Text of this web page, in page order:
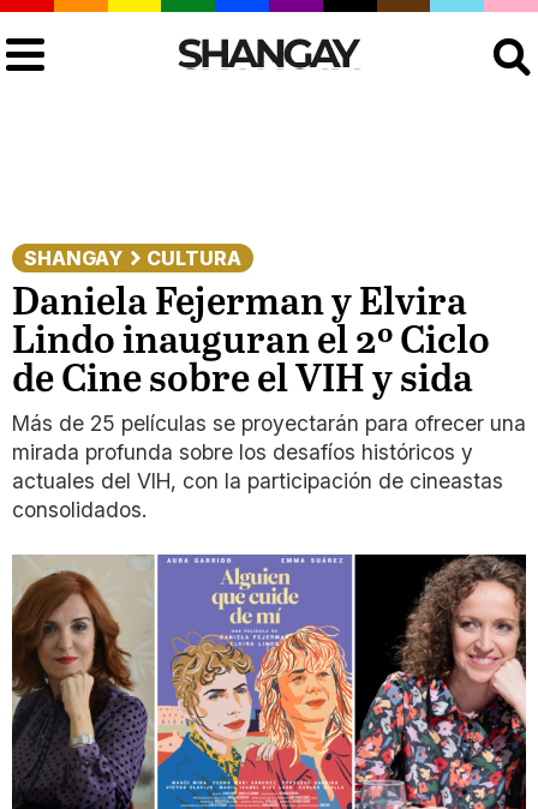
SHANGAY CULTURA
Daniela Fejerman y Elvira
Lindo inauguran el 2º Ciclo
de Cine sobre el VIH y sida
Más de 25 películas se proyectarán para ofrecer una
mirada profunda sobre los desafíos históricos y
actuales del VIH, con la participación de cineastas
consolidados.